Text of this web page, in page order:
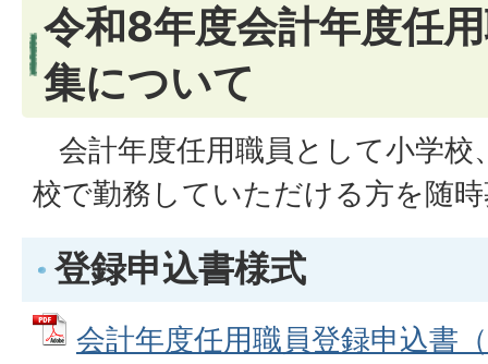
令和8年度会計年度任
集について
会計年度任用職員として小学校
校で勤務していただける方を随
登録申込書様式
会計年度任用職員登録申込書